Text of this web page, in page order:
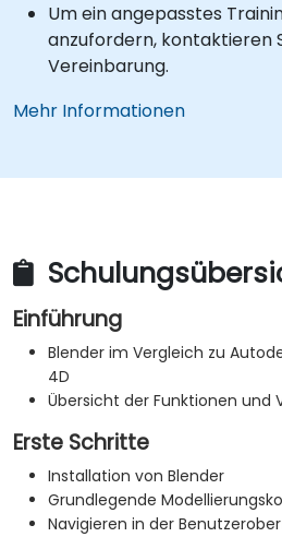
Um ein angepasstes
anzufordern, kontaktieren
Vereinbarung.
Mehr Informationen
Einführung
Blender im Vergleich zu
4D
Übersicht der Funktionen und
Erste Schritte
Installation von Blender
Grundlegende
Navigieren in der